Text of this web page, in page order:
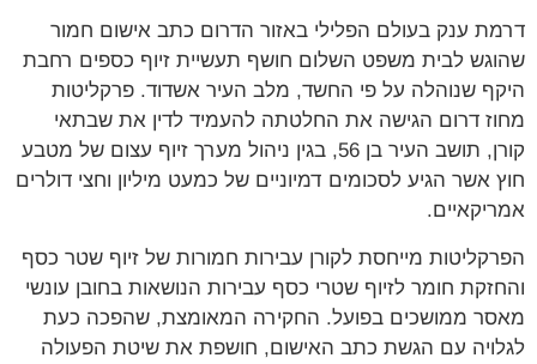
דרמת ענק בעולם הפלילי באזור הדרום כתב אישום חמור
שהוגש לבית משפט השלום חושף תעשיית זיוף כספים רחבת
היקף שנוהלה על פי החשד, מלב העיר אשדוד. פרקליטות
מחוז דרום הגישה את החלטתה להעמיד לדין את שבתאי
קורן, תושב העיר בן 56, בגין ניהול מערך זיוף עצום של מטבע
חוץ אשר הגיע לסכומים דמיוניים של כמעט מיליון וחצי דולרים
אמריקאיים.
הפרקליטות מייחסת לקורן עבירות חמורות של זיוף שטר כסף
והחזקת חומר לזיוף שטרי כסף עבירות הנושאות בחובן עונשי
מאסר ממושכים בפועל. החקירה המאומצת, שהפכה כעת
לגלויה עם הגשת כתב האישום, חושפת את שיטת הפעולה